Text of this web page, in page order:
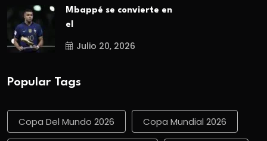
Mbappé se convierte en
el
Julio 20, 2026
Popular Tags
Copa Del Mundo 2026 Copa Mundial 2026